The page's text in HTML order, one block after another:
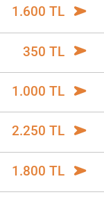
1.600 TL
350 TL
1.000 TL
2.250 TL
1.800 TL